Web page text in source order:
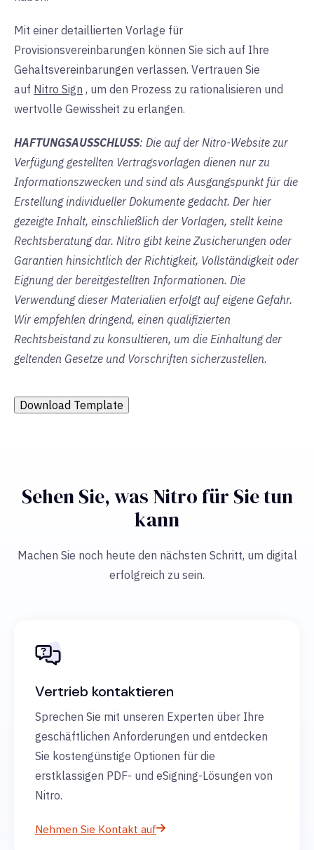
Mit einer detaillierten Vorlage für
Provisionsvereinbarungen können Sie sich auf Ihre
Gehaltsvereinbarungen verlassen. Vertrauen Sie
auf Nitro Sign , um den Prozess zu rationalisieren und
wertvolle Gewissheit zu erlangen.
HAFTUNGSAUSSCHLUSS: Die auf der Nitro-Website zur
Verfügung gestellten Vertragsvorlagen dienen nur zu
Informationszwecken und sind als Ausgangspunkt für die
Erstellung individueller Dokumente gedacht. Der hier
gezeigte Inhalt, einschließlich der Vorlagen, stellt keine
Rechtsberatung dar. Nitro gibt keine Zusicherungen oder
Garantien hinsichtlich der Richtigkeit, Vollständigkeit oder
Eignung der bereitgestellten Informationen. Die
Verwendung dieser Materialien erfolgt auf eigene Gefahr.
Wir empfehlen dringend, einen qualifizierten
Rechtsbeistand zu konsultieren, um die Einhaltung der
geltenden Gesetze und Vorschriften sicherzustellen.
Download Template
Sehen Sie, was Nitro für Sie tun
kann
Machen Sie noch heute den nächsten Schritt, um digital
erfolgreich zu sein.
Vertrieb kontaktieren
Sprechen Sie mit unseren Experten über Ihre
geschäftlichen Anforderungen und entdecken
Sie kostengünstige Optionen für die
erstklassigen PDF- und eSigning-Lösungen von
Nitro.
Nehmen Sie Kontakt auf